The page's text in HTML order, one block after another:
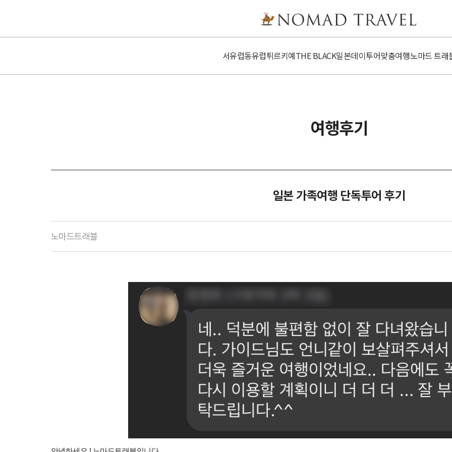
서유럽동유럽튀르키예​​THE BLACK일본데이투어맞춤여행노마드 트래
여행후기
일본 가족여행 단독투어 후기
노마드트래블